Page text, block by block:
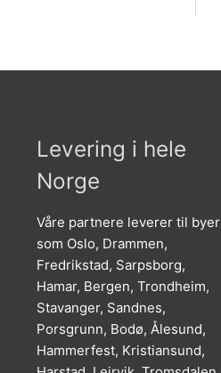
Levering i hele
Norge
Våre partnere leverer til byer
som Oslo, Drammen,
Fredrikstad, Sarpsborg,
Hamar, Bergen, Trondheim,
Stavanger, Sandnes,
Porsgrunn, Bodø, Ålesund,
Hammerfest, Kristiansund,